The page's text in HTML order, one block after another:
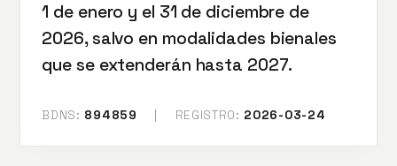
1 de enero y el 31 de diciembre de
2026, salvo en modalidades bienales
que se extenderán hasta 2027.
BDNS: 894859 REGISTRO: 2026-03-24